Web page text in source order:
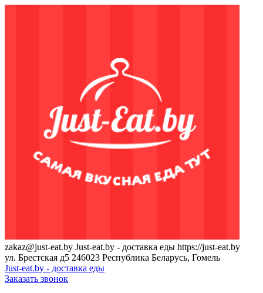
zakaz@just-eat.by Just-eat.by - доставка еды https://just-eat.by
ул. Брестская д5 246023 Республика Беларусь, Гомель
Just-eat.by - доставка еды
Заказать звонок